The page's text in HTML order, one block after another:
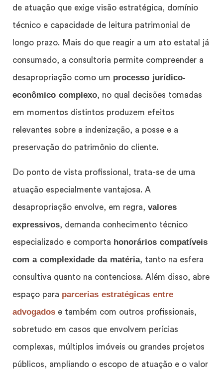
de atuação que exige visão estratégica, domínio
técnico e capacidade de leitura patrimonial de
longo prazo. Mais do que reagir a um ato estatal já
consumado, a consultoria permite compreender a
desapropriação como um processo jurídico-
econômico complexo, no qual decisões tomadas
em momentos distintos produzem efeitos
relevantes sobre a indenização, a posse e a
preservação do patrimônio do cliente.
Do ponto de vista profissional, trata-se de uma
atuação especialmente vantajosa. A
desapropriação envolve, em regra, valores
expressivos, demanda conhecimento técnico
especializado e comporta honorários compatíveis
com a complexidade da matéria, tanto na esfera
consultiva quanto na contenciosa. Além disso, abre
espaço para parcerias estratégicas entre
advogados e também com outros profissionais,
sobretudo em casos que envolvem perícias
complexas, múltiplos imóveis ou grandes projetos
públicos, ampliando o escopo de atuação e o valor